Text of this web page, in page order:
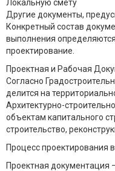
Локальную смету
Другие документы,
Конкретный состав
выполнения
проектирование.
Проектная и Рабочая
Согласно
делится на
Архитектурно-
объектам капитального
строительство,
Процесс проектирования
Проектная документация